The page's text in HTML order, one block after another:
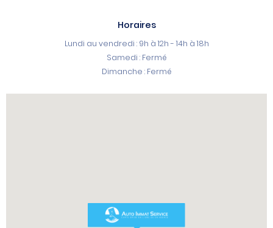
Horaires
Lundi au vendredi : 9h à 12h - 14h à 18h
Samedi : Fermé
Dimanche : Fermé